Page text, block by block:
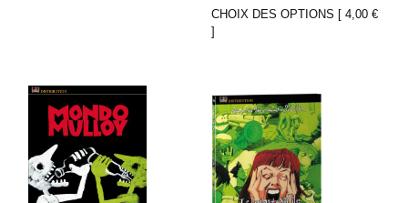
CHOIX DES OPTIONS [ 4,00 €
]